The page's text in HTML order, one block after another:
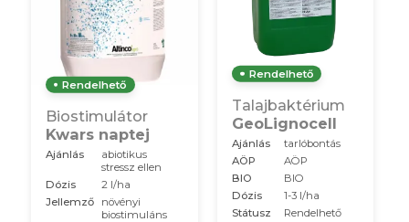
Rendelhető
Biostimulátor
Kwars naptej
Ajánlás
abiotikus
stressz ellen
Dózis
2 l/ha
Jellemző
növényi
biostimuláns
Rendelhető
Talajbaktérium
GeoLignocell
Ajánlás
tarlóbontás
AÖP
AÖP
BIO
BIO
Dózis
1-3 l/ha
Státusz
Rendelhető